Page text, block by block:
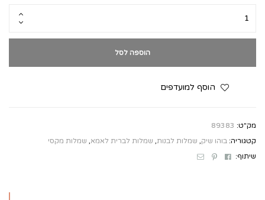
הוספה לסל
הוסף למועדפים
מק"ט: 89383
קטגוריה: בוהו שיק שמלות לבנות שמלות לברית לאמא שמלות מקסי
שיתוף:
Facebook
Pinterest
Email